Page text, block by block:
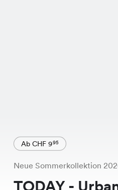
Ab CHF 995
Neue Sommerkollektion
TODAY -